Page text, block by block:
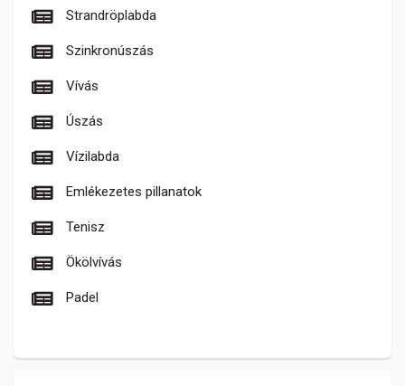
Strandröplabda
Szinkronúszás
Vívás
Úszás
Vízilabda
Emlékezetes pillanatok
Tenisz
Ökölvívás
Padel